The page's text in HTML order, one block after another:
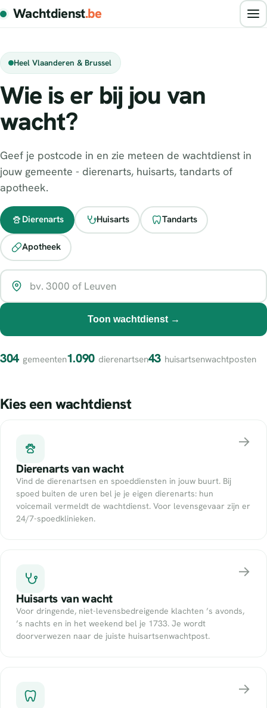
Wachtdienst.be
Heel Vlaanderen & Brussel
Wie is er bij jou van
wacht?
Geef je postcode in en zie meteen de wachtdienst in
jouw gemeente - dierenarts, huisarts, tandarts of
apotheek.
Dierenarts Huisarts Tandarts
Apotheek
Toon wachtdienst →
304 gemeenten1.090 dierenartsen43 huisartsenwachtposten
Kies een wachtdienst
→
Dierenarts van wacht
Vind de dierenartsen en spoeddiensten in jouw buurt. Bij
spoed buiten de uren bel je je eigen dierenarts: hun
voicemail vermeldt de wachtdienst. Voor levensgevaar zijn er
24/7-spoedklinieken.
→
Huisarts van wacht
Voor dringende, niet-levensbedreigende klachten ’s avonds,
’s nachts en in het weekend bel je 1733. Je wordt
doorverwezen naar de juiste huisartsenwachtpost.
→